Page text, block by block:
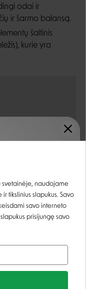
odai ir
ir šarmo balansą.
šaltinis
kurie yra
606 kcal/kg
svetainėje, naudojame
tikslinius slapukus. Savo
savo interneto
prisijungę savo